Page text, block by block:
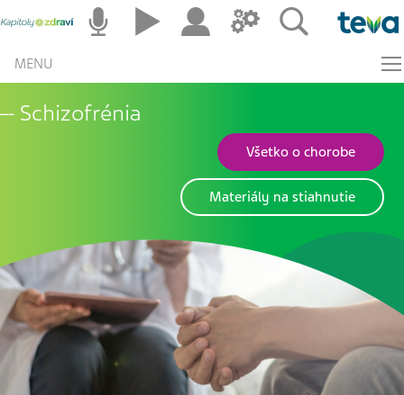
MENU
Schizofrénia
Všetko o chorobe
Materiály na stiahnutie